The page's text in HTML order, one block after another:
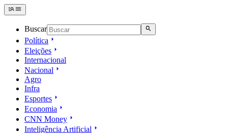
Buscar
Política
Eleições
Internacional
Nacional
Agro
Infra
Esportes
Economia
CNN Money
Inteligência Artificial